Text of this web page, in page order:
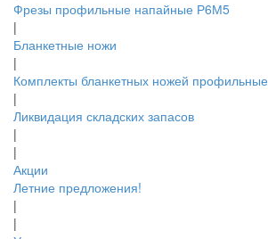
Фрезы профильные напайные Р6М5
|
Бланкетные ножи
|
Комплекты бланкетных ножей профильные
|
Ликвидация складских запасов
|
|
Акции
Летние предложения!
|
|